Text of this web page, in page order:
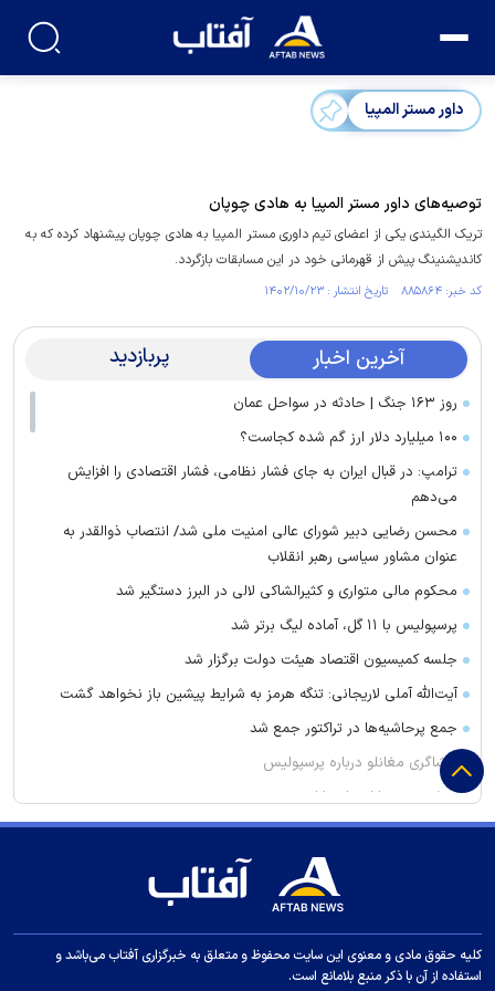
داور مستر المپیا
توصیه‌های داور مستر المپیا به هادی چوپان
تریک الگیندی یکی از اعضای تیم داوری مستر المپیا به هادی چوپان پیشنهاد کرده که به
کاندیشنینگ پیش از قهرمانی خود در این مسابقات بازگردد.
کد خبر: ۸۸۵۸۶۴ تاریخ انتشار : ۱۴۰۲/۱۰/۲۳
آخرین اخبار پربازدید
روز ۱۶۳ جنگ | حادثه در سواحل عمان
۱۰۰ میلیارد دلار ارز گم شده کجاست؟
ترامپ: در قبال ایران به جای فشار نظامی، فشار اقتصادی را افزایش
می‌دهم
محسن رضایی دبیر شورای عالی امنیت ملی شد/ انتصاب ذوالقدر به
عنوان مشاور سیاسی رهبر انقلاب
محکوم مالی متواری و کثیرالشاکی لالی در البرز دستگیر شد
پرسپولیس با ۱۱ گل، آماده لیگ برتر شد
جلسه کمیسیون اقتصاد هیئت دولت برگزار شد
آیت‌الله آملی لاریجانی: تنگه هرمز به شرایط پیشین باز نخواهد گشت
جمع پرحاشیه‌ها در تراکتور جمع شد
افشاگری مغانلو درباره پرسپولیس
دوشنبه؛ روز بارانی ارسباران
منصوریان به دنبال جذب مدافع سابق استقلال
‌نمی‌خواستند نکونام به تراکتور برود
رئیس سیمافیلم: آمار مخاطبان سریال‌های تلویزیونی ناامیدکننده
بابک حمیدیان و الناز ملک در یک سریال جدید
کلیه حقوق مادی و معنوی این سایت محفوظ و متعلق به خبرگزاری آفتاب می‌باشد و
استفاده از آن با ذکر منبع بلامانع است.